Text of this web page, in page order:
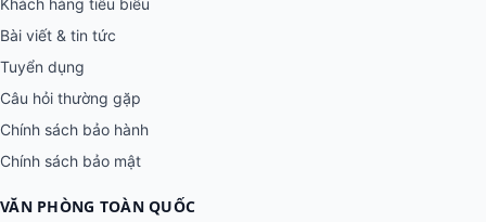
Khách hàng tiêu biểu
Bài viết & tin tức
Tuyển dụng
Câu hỏi thường gặp
Chính sách bảo hành
Chính sách bảo mật
VĂN PHÒNG TOÀN QUỐC